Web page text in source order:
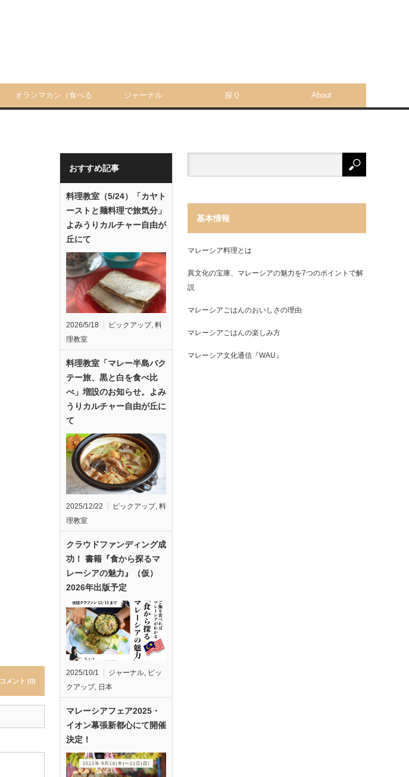
オランマカン（食べる ジャーナル 探Ｑ About
コメント (0)
おすすめ記事
料理教室（5/24）「カヤト
ーストと麺料理で旅気分」
よみうりカルチャー自由が
丘にて
2026/5/18 ピックアップ, 料
理教室
料理教室「マレー半島バク
テー旅、黒と白を食べ比
べ」増設のお知らせ。よみ
うりカルチャー自由が丘に
て
2025/12/22 ピックアップ, 料
理教室
クラウドファンディング成
功！ 書籍『食から探るマ
レーシアの魅力』（仮）
2026年出版予定
2025/10/1 ジャーナル, ピッ
クアップ, 日本
マレーシアフェア2025・
イオン幕張新都心にて開催
決定！
基本情報
マレーシア料理とは
異文化の宝庫、マレーシアの魅力を7つのポイントで解
説
マレーシアごはんのおいしさの理由
マレーシアごはんの楽しみ方
マレーシア文化通信『WAU』